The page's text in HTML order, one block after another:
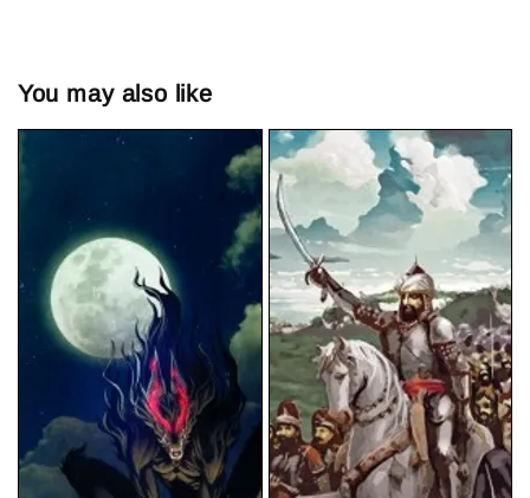
You may also like